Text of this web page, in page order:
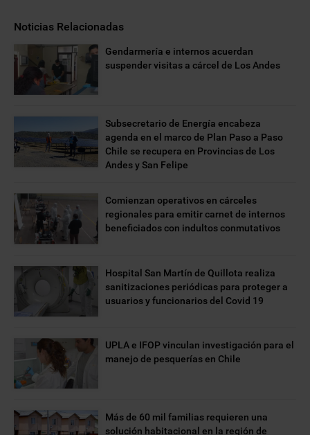
Noticias Relacionadas
Gendarmería e internos acuerdan
suspender visitas a cárcel de Los Andes
Subsecretario de Energía encabeza
agenda en el marco de Plan Paso a Paso
Chile se recupera en Provincias de Los
Andes y San Felipe
Comienzan operativos en cárceles
regionales para emitir carnet de internos
beneficiados con indultos conmutativos
Hospital San Martín de Quillota realiza
sanitizaciones periódicas para proteger a
usuarios y funcionarios del Covid 19
UPLA e IFOP vinculan investigación para el
manejo de pesquerías en Chile
Más de 60 mil familias requieren una
solución habitacional en la región de